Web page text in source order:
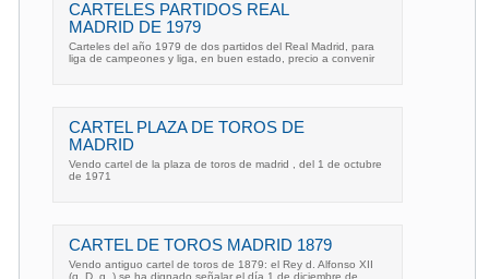
CARTELES PARTIDOS REAL
MADRID DE 1979
Carteles del año 1979 de dos partidos del Real Madrid, para
liga de campeones y liga, en buen estado, precio a convenir
CARTEL PLAZA DE TOROS DE
MADRID
Vendo cartel de la plaza de toros de madrid , del 1 de octubre
de 1971
CARTEL DE TOROS MADRID 1879
Vendo antiguo cartel de toros de 1879: el Rey d. Alfonso XII
(q. D. g. ) se ha dignado señalar el día 1 de diciembre de